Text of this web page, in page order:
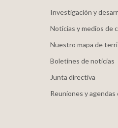
Investigación y
Noticias y medios de
Nuestro mapa de
Boletines de noticias
Junta directiva
Reuniones y